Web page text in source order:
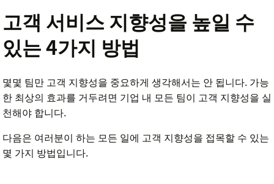
고객 서비스 지향성을 높일 수
있는 4가지 방법
몇몇 팀만 고객 지향성을 중요하게 생각해서는 안 됩니다. 가능
한 최상의 효과를 거두려면 기업 내 모든 팀이 고객 지향성을 실
천해야 합니다.
다음은 여러분이 하는 모든 일에 고객 지향성을 접목할 수 있는
몇 가지 방법입니다.